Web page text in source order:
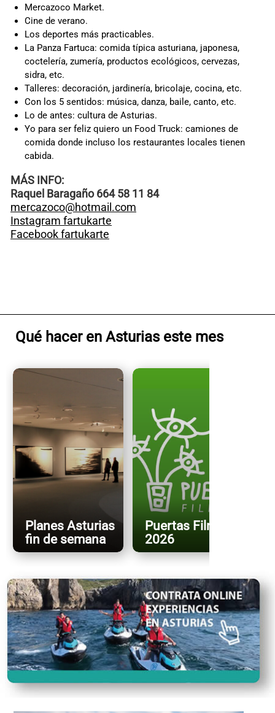
Mercazoco Market.
Cine de verano.
Los deportes más practicables.
La Panza Fartuca: comida típica asturiana, japonesa,
coctelería, zumería, productos ecológicos, cervezas,
sidra, etc.
Talleres: decoración, jardinería, bricolaje, cocina, etc.
Con los 5 sentidos: música, danza, baile, canto, etc.
Lo de antes: cultura de Asturias.
Yo para ser feliz quiero un Food Truck: camiones de
comida donde incluso los restaurantes locales tienen
cabida.
MÁS INFO:
Raquel Baragaño 664 58 11 84
mercazoco@hotmail.com
Instagram fartukarte
Facebook fartukarte
Qué hacer en Asturias este mes
Planes Asturias
fin de semana
Puertas FilmFest
2026